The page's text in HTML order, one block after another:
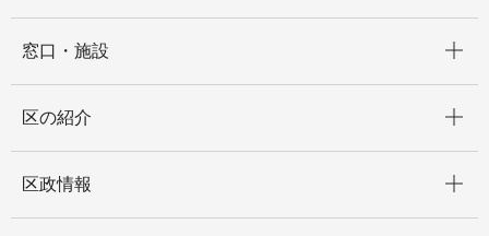
窓口・施設
区の紹介
区政情報